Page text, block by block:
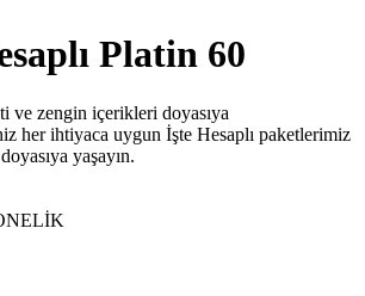
Platin 60
ve zengin içerikleri doyasıya
her ihtiyaca uygun İşte Hesaplı ​paketlerimiz
yaşayın.